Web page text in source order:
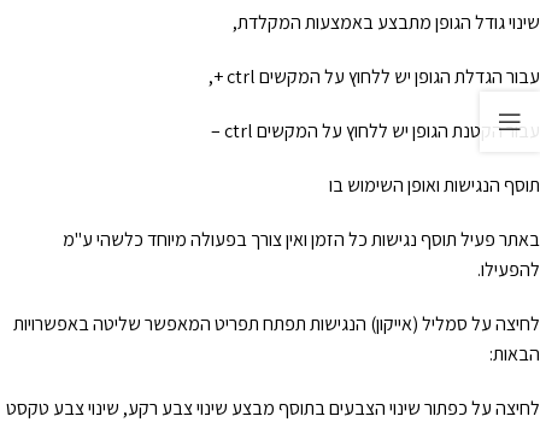
שינוי גודל הגופן מתבצע באמצעות המקלדת,
עבור הגדלת הגופן יש ללחוץ על המקשים ctrl +,
עבור הקטנת הגופן יש ללחוץ על המקשים ctrl –
תוסף הנגישות ואופן השימוש בו
באתר פעיל תוסף נגישות כל הזמן ואין צורך בפעולה מיוחד כלשהי ע"מ
להפעילו.
לחיצה על סמליל (אייקון) הנגישות תפתח תפריט המאפשר שליטה באפשרויות
הבאות:
לחיצה על כפתור שינוי הצבעים בתוסף מבצע שינוי צבע רקע, שינוי צבע טקסט